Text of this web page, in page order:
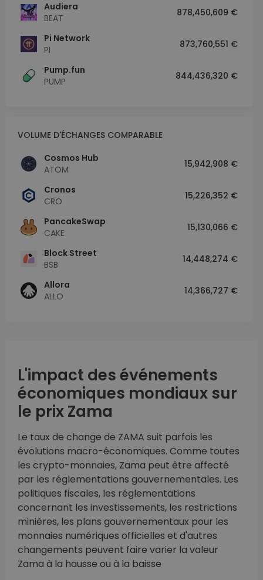
Audiera
BEAT
878,450,609 €
Pi Network
PI
873,760,551 €
Pump.fun
PUMP
844,436,320 €
VOLUME D'ÉCHANGES COMPARABLE
Cosmos Hub
ATOM
15,942,908 €
Cronos
CRO
15,226,352 €
PancakeSwap
CAKE
15,130,066 €
Block Street
BSB
14,448,274 €
Allora
ALLO
14,366,727 €
L'impact des événements
économiques mondiaux sur
le prix Zama
Le taux de change de ZAMA suit parfois les
évolutions macro-économiques. Comme toutes
les crypto-monnaies, Zama peut être affecté
par les réglementations gouvernementales. Les
politiques fiscales, les réglementations
concernant les investissements, les restrictions
minières, les plans gouvernementaux pour les
monnaies numériques officielles et d'autres
changements peuvent faire varier la valeur
Zama à la hausse ou à la baisse